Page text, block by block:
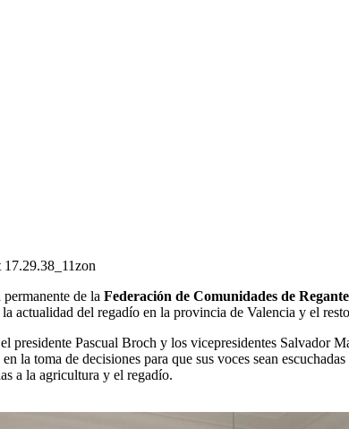
de la Federación de Comunidades de
actualidad del regadío en la provincia de Valencia y el
presidente Pascual Broch y los vicepresidentes Salvador
la toma de decisiones para que sus voces sean
a la agricultura y el regadío.